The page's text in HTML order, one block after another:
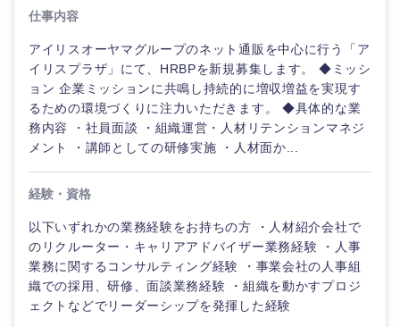
工管理
事務職
その他
サービス
その他
山梨県 長野県
仕事内容
アイリスオーヤマグループのネット通販を中心に行う「ア
イリスプラザ」にて、HRBPを新規募集します。 ◆ミッシ
ョン 企業ミッションに共鳴し持続的に増収増益を実現す
るための環境づくりに注力いただきます。 ◆具体的な業
務内容 ・社員面談 ・組織運営・人材リテンションマネジ
メント ・講師としての研修実施 ・人材面か...
経験・資格
以下いずれかの業務経験をお持ちの方 ・人材紹介会社で
のリクルーター・キャリアアドバイザー業務経験 ・人事
業務に関するコンサルティング経験 ・事業会社の人事組
織での採用、研修、面談業務経験 ・組織を動かすプロジ
ェクトなどでリーダーシップを発揮した経験